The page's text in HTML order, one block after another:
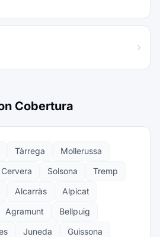
Cobertura
Tàrrega
Mollerussa
Cervera Solsona
Tremp
Alcarràs
Alpicat
Agramunt
Bellpuig
Juneda
Guissona